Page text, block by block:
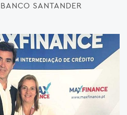
BANCO SANTANDER